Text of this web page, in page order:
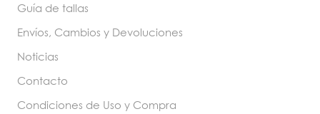
Guía de tallas
Envíos, Cambios y Devoluciones
Noticias
Contacto
Condiciones de Uso y Compra